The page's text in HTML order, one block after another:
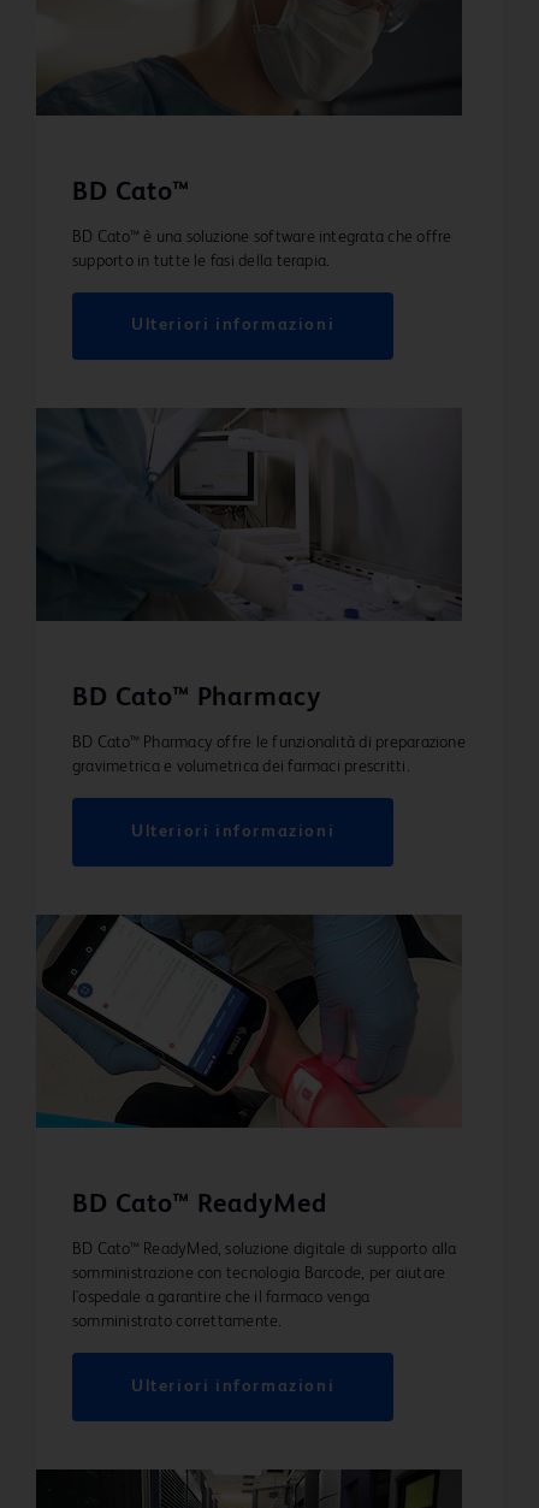
BD Cato™
BD Cato™ è una soluzione software integrata che offre
supporto in tutte le fasi della terapia.
Ulteriori informazioni
BD Cato™ Pharmacy
BD Cato™ Pharmacy offre le funzionalità di preparazione
gravimetrica e volumetrica dei farmaci prescritti.
Ulteriori informazioni
BD Cato™ ReadyMed
BD Cato™ ReadyMed, soluzione digitale di supporto alla
somministrazione con tecnologia Barcode, per aiutare
l'ospedale a garantire che il farmaco venga
somministrato correttamente.
Ulteriori informazioni